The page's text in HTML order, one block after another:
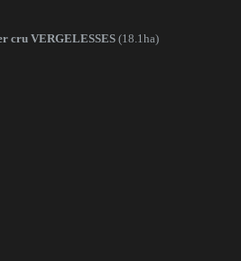
cru VERGELESSES (18.1ha)